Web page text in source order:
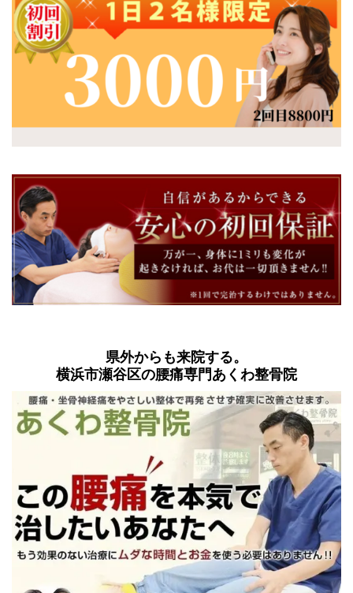
県外からも来院する。
横浜市瀬谷区の腰痛専門あくわ整骨院